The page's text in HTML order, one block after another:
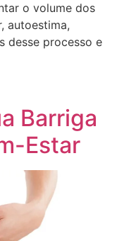
o volume dos
autoestima,
desse processo e
Barriga
Estar